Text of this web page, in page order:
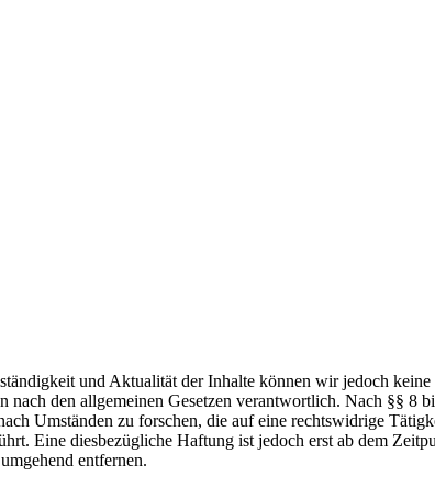
und Aktualität der Inhalte können wir jedoch keine
den allgemeinen Gesetzen verantwortlich. Nach §§ 8
Umständen zu forschen, die auf eine rechtswidrige
Eine diesbezügliche Haftung ist jedoch erst ab dem
entfernen.